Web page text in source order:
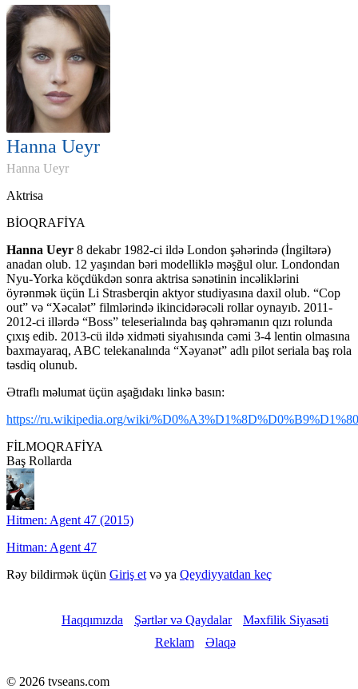
Hanna Ueyr
Hanna Ueyr
Aktrisa
BİOQRAFİYA
Hanna Ueyr 8 dekabr 1982-ci ildə London şəhərində (İngiltərə)
anadan olub. 12 yaşından bəri modelliklə məşğul olur. Londondan
Nyu-Yorka köçdükdən sonra aktrisa sənətinin incəliklərini
öyrənmək üçün Li Strasberqin aktyor studiyasına daxil olub. “Cop
out” və “Xəcalət” filmlərində ikincidərəcəli rollar oynayıb. 2011-
2012-ci illərdə “Boss” teleserialında baş qəhrəmanın qızı rolunda
çıxış edib. 2013-cü ildə xidməti siyahısında cəmi 3-4 lentin olmasına
baxmayaraq, ABC telekanalında “Xəyanət” adlı pilot seriala baş rola
təsdiq olunub.
Ətraflı məlumat üçün aşağıdakı linkə basın:
https://ru.wikipedia.org/wiki/
FİLMOQRAFİYA
Baş Rollarda
Hitmen: Agent 47 (2015)
Hitman: Agent 47
Rəy bildirmək üçün Giriş et və ya Qeydiyyatdan keç
Haqqımızda Şərtlər və Qaydalar
Məxfilik Siyasəti
Reklam
Əlaqə
© 2026 tvseans.com